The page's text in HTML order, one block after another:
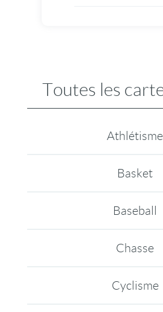
Toutes les
Athlétisme
Basket
Baseball
Chasse
Cyclisme